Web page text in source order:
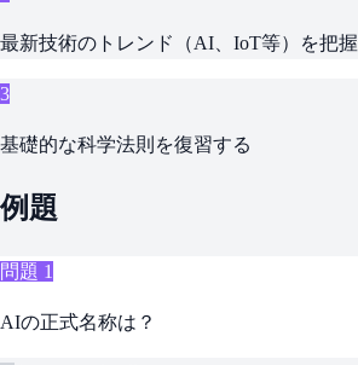
最新技術のトレンド（AI、IoT等）を把握
3
基礎的な科学法則を復習する
例題
問題 1
AIの正式名称は？